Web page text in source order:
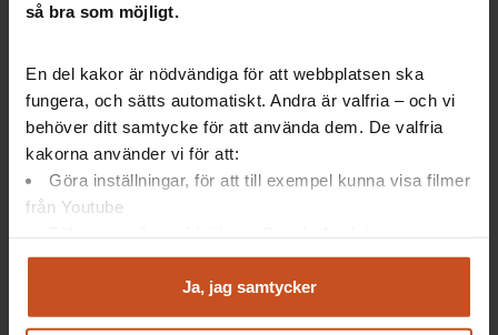
så bra som möjligt.
En del kakor är nödvändiga för att webbplatsen ska
fungera, och sätts automatiskt. Andra är valfria – och vi
behöver ditt samtycke för att använda dem. De valfria
kakorna använder vi för att:
Göra inställningar, för att till exempel kunna visa filmer
från Youtube
Analysera trafik för att kunna visa riktad information
Du kan när som helst återta ditt godkännande genom att
Ja, jag samtycker
– Det gäller att den strategiska och den operativa nivån
operativa behöver, säger Maria Nordin.
Kort om rapporten
Namn:Äldreomsorgens ständiga förändringar – om
organisation, arbetsmiljö och ledarskap
Forskare:Kristina Westerberg och Maria Nordin